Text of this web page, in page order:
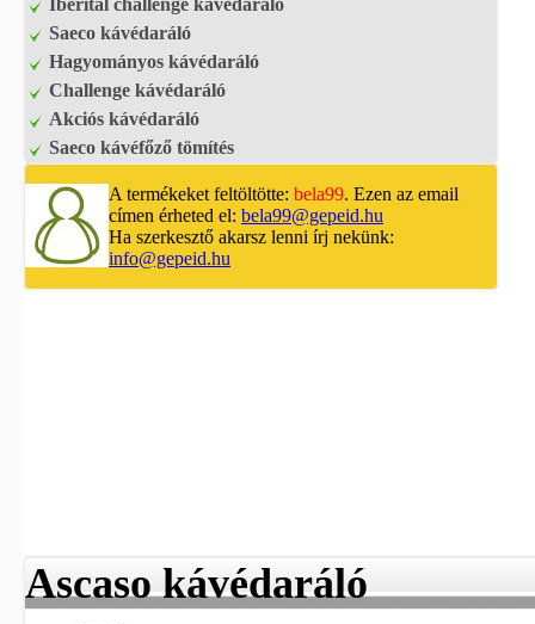
Iberital challenge kávédaráló
Saeco kávédaráló
Hagyományos kávédaráló
Challenge kávédaráló
Akciós kávédaráló
Saeco kávéfőző tömítés
A termékeket feltöltötte: bela99. Ezen az email
címen érheted el: bela99@gepeid.hu
Ha szerkesztő akarsz lenni írj nekünk:
info@gepeid.hu
Ascaso kávédaráló